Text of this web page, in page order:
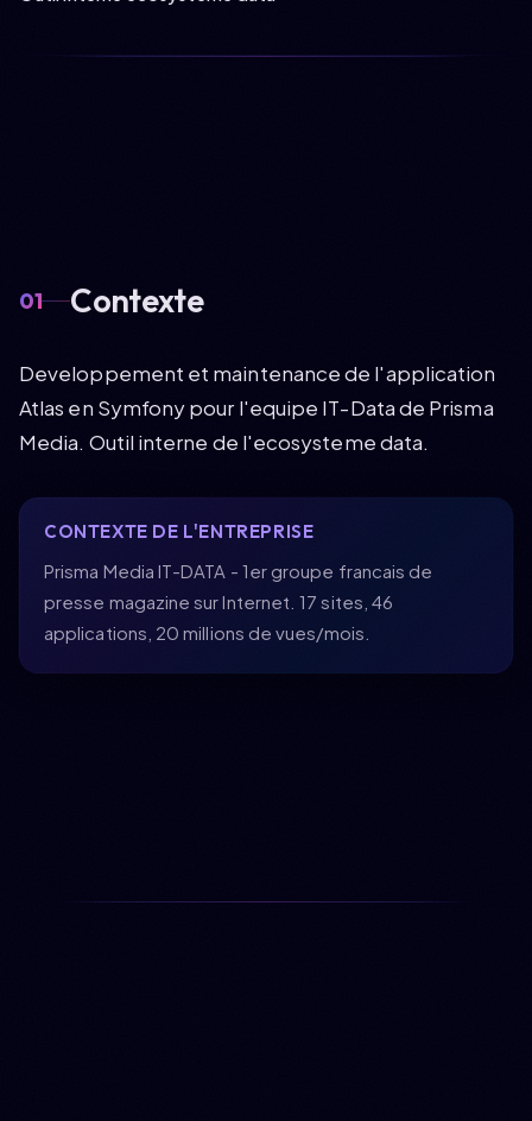
01 Contexte
Developpement et maintenance de l'application
Atlas en Symfony pour l'equipe IT-Data de Prisma
Media. Outil interne de l'ecosysteme data.
CONTEXTE DE L'ENTREPRISE
Prisma Media IT-DATA - 1er groupe francais de
presse magazine sur Internet. 17 sites, 46
applications, 20 millions de vues/mois.